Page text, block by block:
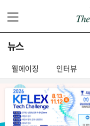
뉴스
웰에이징 인터뷰